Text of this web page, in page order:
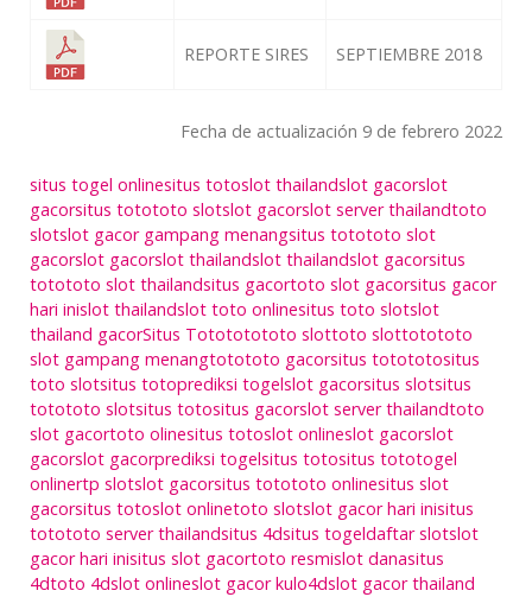
REPORTE SIRES SEPTIEMBRE 2018
Fecha de actualización 9 de febrero 2022
situs togel onlinesitus totoslot thailandslot gacorslot
gacorsitus totototo slotslot gacorslot server thailandtoto
slotslot gacor gampang menangsitus totototo slot
gacorslot gacorslot thailandslot thailandslot gacorsitus
totototo slot thailandsitus gacortoto slot gacorsitus gacor
hari inislot thailandslot toto onlinesitus toto slotslot
thailand gacorSitus Totototototo slottoto slottotototo
slot gampang menangtotototo gacorsitus totototositus
toto slotsitus totoprediksi togelslot gacorsitus slotsitus
totototo slotsitus totositus gacorslot server thailandtoto
slot gacortoto olinesitus totoslot onlineslot gacorslot
gacorslot gacorprediksi togelsitus totositus tototogel
onlinertp slotslot gacorsitus totototo onlinesitus slot
gacorsitus totoslot onlinetoto slotslot gacor hari inisitus
totototo server thailandsitus 4dsitus togeldaftar slotslot
gacor hari inisitus slot gacortoto resmislot danasitus
4dtoto 4dslot onlineslot gacor kulo4dslot gacor thailand